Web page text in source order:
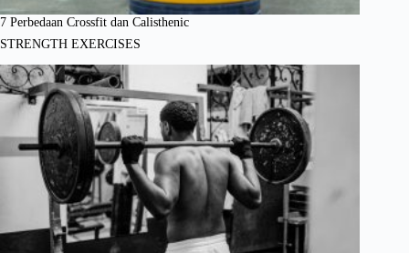
7 Perbedaan Crossfit dan Calisthenic
STRENGTH EXERCISES